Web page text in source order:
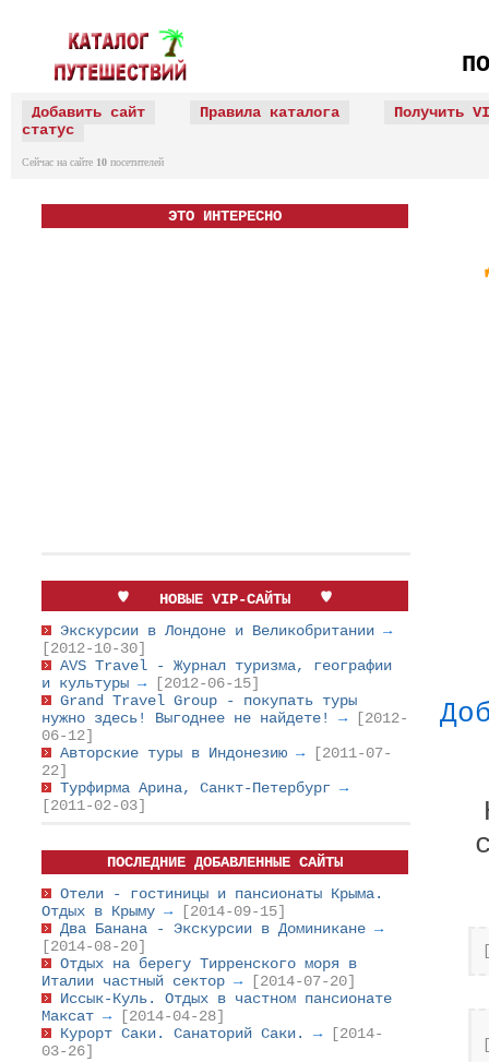
Добавить сайт Правила каталога
Получить
статус
Сейчас на сайте 10 посетителей
ЭТО ИНТЕРЕСНО
НОВЫЕ VIP-САЙТЫ
Экскурсии в Лондоне и Великобритании →
[2012-10-30]
AVS Travel - Журнал туризма, географии
и культуры →
[2012-06-15]
Grand Travel Group - покупать туры
нужно здесь! Выгоднее не найдете! →
[2012-
06-12]
Авторские туры в Индонезию →
[2011-07-
22]
Турфирма Арина, Санкт-Петербург →
[2011-02-03]
ПОСЛЕДНИЕ ДОБАВЛЕННЫЕ САЙТЫ
Отели - гостиницы и пансионаты Крыма.
Отдых в Крыму →
[2014-09-15]
Два Банана - Экскурсии в Доминикане →
[2014-08-20]
Отдых на берегу Тирренского моря в
Италии частный сектор →
[2014-07-20]
Иссык-Куль. Отдых в частном пансионате
Максат →
[2014-04-28]
Курорт Саки. Санаторий Саки. →
[2014-
03-26]